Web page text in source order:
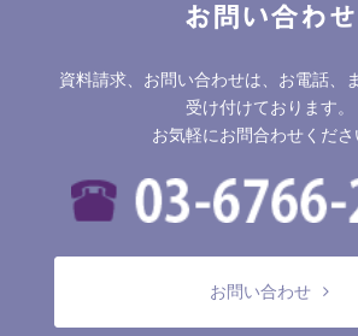
お問い合わせ
資料請求、お問い合わせは、お電話、
受け付けております。
お気軽にお問合わせくださ
お問い合わせ